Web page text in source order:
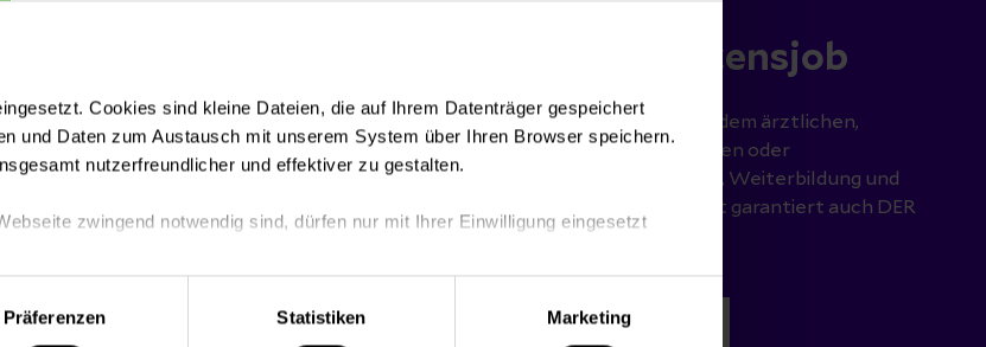
Cookies sind kleine Dateien, die auf Ihrem Datenträger gespeichert
und Daten zum Austausch mit unserem System über Ihren Browser speichern.
nutzerfreundlicher und effektiver zu gestalten.
zwingend notwendig sind, dürfen nur mit Ihrer Einwilligung eingesetzt
den notwendigen Cookies zu benutzen, eine individuelle Auswahl hinsichtlich der
durch Auswahl von „Alle Cookies akzeptieren“ in die Verwendung aller Cookies
Präferenzen Statistiken Marketing
Finden Sie ihren Herzensjob
Wir suchen Herz-Fitmacher:innen! Ob aus dem ärztlichen,
pflegerischen, therapeutischen, technischen oder
Verwaltungsdienst: Wir bieten Ausbildung, Weiterbildung und
neue berufliche Herausforderungen! Da ist garantiert auch DER
Job für Sie dabei!